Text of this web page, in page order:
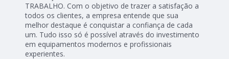
TRABALHO. Com o objetivo de trazer a satisfação a
todos os clientes, a empresa entende que sua
melhor destaque é conquistar a confiança de cada
um. Tudo isso só é possível através do investimento
em equipamentos modernos e profissionais
experientes.